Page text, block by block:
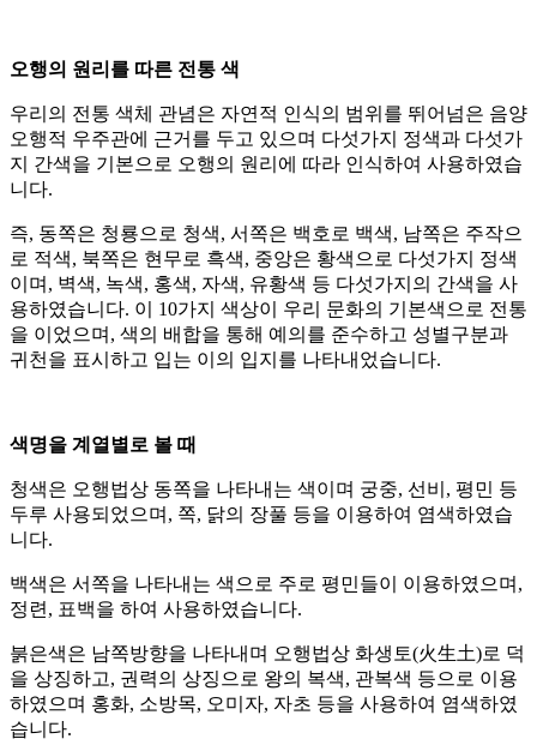
오행의 원리를 따른 전통 색
우리의 전통 색체 관념은 자연적 인식의 범위를 뛰어넘은 음양
오행적 우주관에 근거를 두고 있으며 다섯가지 정색과 다섯가
지 간색을 기본으로 오행의 원리에 따라 인식하여 사용하였습
니다.
즉, 동쪽은 청룡으로 청색, 서쪽은 백호로 백색, 남쪽은 주작으
로 적색, 북쪽은 현무로 흑색, 중앙은 황색으로 다섯가지 정색
이며, 벽색, 녹색, 홍색, 자색, 유황색 등 다섯가지의 간색을 사
용하였습니다. 이 10가지 색상이 우리 문화의 기본색으로 전통
을 이었으며, 색의 배합을 통해 예의를 준수하고 성별구분과
귀천을 표시하고 입는 이의 입지를 나타내었습니다.
색명을 계열별로 볼 때
청색은 오행법상 동쪽을 나타내는 색이며 궁중, 선비, 평민 등
두루 사용되었으며, 쪽, 닭의 장풀 등을 이용하여 염색하였습
니다.
백색은 서쪽을 나타내는 색으로 주로 평민들이 이용하였으며,
정련, 표백을 하여 사용하였습니다.
붉은색은 남쪽방향을 나타내며 오행법상 화생토(火生土)로 덕
을 상징하고, 권력의 상징으로 왕의 복색, 관복색 등으로 이용
하였으며 홍화, 소방목, 오미자, 자초 등을 사용하여 염색하였
습니다.